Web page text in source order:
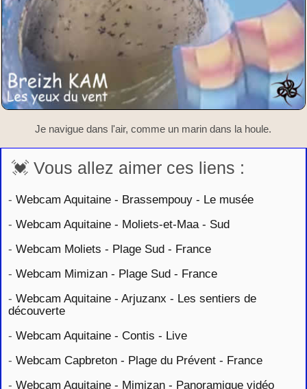
Je navigue dans l'air, comme un marin dans la houle.
💓 Vous allez aimer ces liens :
- Webcam Aquitaine - Brassempouy - Le musée
- Webcam Aquitaine - Moliets-et-Maa - Sud
- Webcam Moliets - Plage Sud - France
- Webcam Mimizan - Plage Sud - France
- Webcam Aquitaine - Arjuzanx - Les sentiers de
découverte
- Webcam Aquitaine - Contis - Live
- Webcam Capbreton - Plage du Prévent - France
- Webcam Aquitaine - Mimizan - Panoramique vidéo